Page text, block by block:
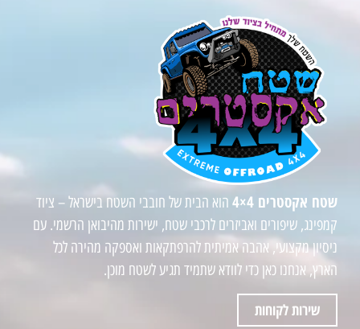
שטח אקסטרים 4×4
הוא הבית של חובבי השטח בישראל – ציוד
קמפינג, שיפורים ואביזרים לרכבי שטח, ישירות מהיבואן הרשמי. עם
ניסיון מקצועי, אהבה אמיתית להרפתקאות ואספקה מהירה לכל
הארץ, אנחנו כאן כדי לוודא שתמיד תגיע לשטח מוכן.
שירות לקוחות